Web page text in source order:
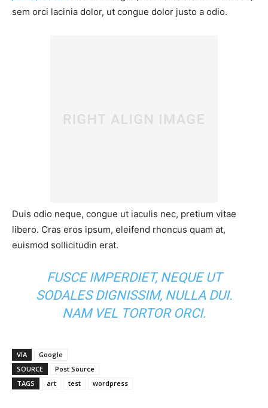
sem orci lacinia dolor, ut congue dolor justo a odio.
Duis odio neque, congue ut iaculis nec, pretium vitae
libero. Cras eros ipsum, eleifend rhoncus quam at,
euismod sollicitudin erat.
FUSCE IMPERDIET, NEQUE UT
SODALES DIGNISSIM, NULLA DUI.
NAM VEL TORTOR ORCI.
VIA
Google
SOURCE
Post Source
TAGS
art test wordpress